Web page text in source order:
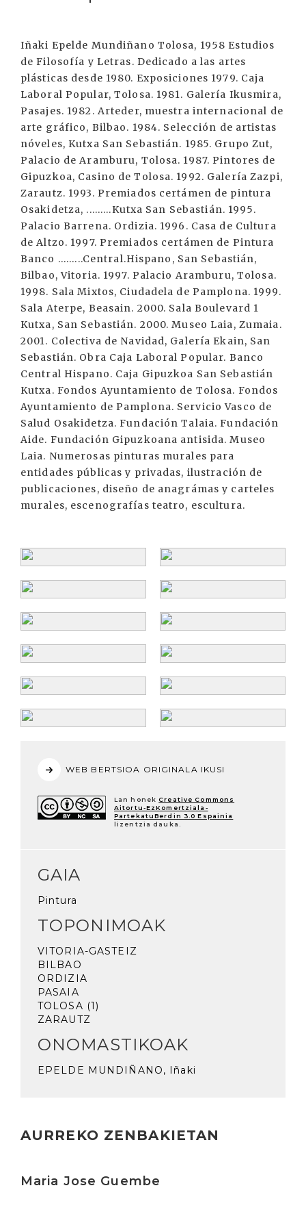
Iñaki Epelde Mundiñano Tolosa, 1958 Estudios
de Filosofía y Letras. Dedicado a las artes
plásticas desde 1980. Exposiciones 1979. Caja
Laboral Popular, Tolosa. 1981. Galería Ikusmira,
Pasajes. 1982. Arteder, muestra internacional de
arte gráfico, Bilbao. 1984. Selección de artistas
nóveles, Kutxa San Sebastián. 1985. Grupo Zut,
Palacio de Aramburu, Tolosa. 1987. Pintores de
Gipuzkoa, Casino de Tolosa. 1992. Galería Zazpi,
Zarautz. 1993. Premiados certámen de pintura
Osakidetza, .........Kutxa San Sebastián. 1995.
Palacio Barrena. Ordizia. 1996. Casa de Cultura
de Altzo. 1997. Premiados certámen de Pintura
Banco .........Central.Hispano, San Sebastián,
Bilbao, Vitoria. 1997. Palacio Aramburu, Tolosa.
1998. Sala Mixtos, Ciudadela de Pamplona. 1999.
Sala Aterpe, Beasain. 2000. Sala Boulevard 1
Kutxa, San Sebastián. 2000. Museo Laia, Zumaia.
2001. Colectiva de Navidad, Galería Ekain, San
Sebastián. Obra Caja Laboral Popular. Banco
Central Hispano. Caja Gipuzkoa San Sebastián
Kutxa. Fondos Ayuntamiento de Tolosa. Fondos
Ayuntamiento de Pamplona. Servicio Vasco de
Salud Osakidetza. Fundación Talaia. Fundación
Aide. Fundación Gipuzkoana antisida. Museo
Laia. Numerosas pinturas murales para
entidades públicas y privadas, ilustración de
publicaciones, diseño de anagrámas y carteles
murales, escenografías teatro, escultura.
WEB BERTSIOA ORIGINALA IKUSI
Lan honek Creative Commons
Aitortu-EzKomertziala-
PartekatuBerdin 3.0 Espainia
lizentzia dauka.
GAIA
Pintura
TOPONIMOAK
VITORIA-GASTEIZ
BILBAO
ORDIZIA
PASAIA
TOLOSA (1)
ZARAUTZ
ONOMASTIKOAK
EPELDE MUNDIÑANO, Iñaki
AURREKO ZENBAKIETAN
Maria Jose Guembe